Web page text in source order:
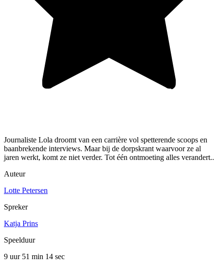
Journaliste Lola droomt van een carrière vol spetterende scoops en
baanbrekende interviews. Maar bij de dorpskrant waarvoor ze al
jaren werkt, komt ze niet verder. Tot één ontmoeting alles verandert..
Auteur
Lotte Petersen
Spreker
Katja Prins
Speelduur
9 uur 51 min 14 sec